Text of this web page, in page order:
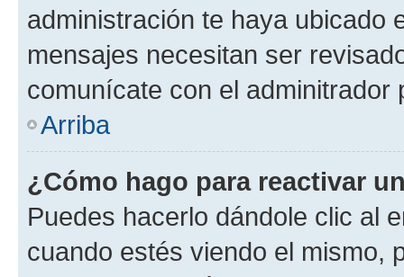
administración te haya ubicado
mensajes necesitan ser
comunícate con el
Arriba
¿Cómo hago para reactivar
Puedes hacerlo dándole clic al
cuando estés viendo el mismo,